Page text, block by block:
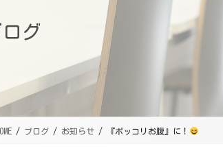
ログ
ブログ お知らせ 『ポッコリお腹』に！